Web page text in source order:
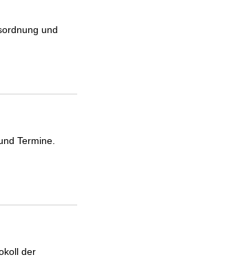
und
Termine.
der